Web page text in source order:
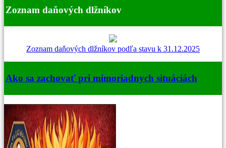
Zoznam daňových dlžníkov
Zoznam daňových dlžníkov podľa stavu k 31.12.2025
Ako sa zachovať pri mimoriadnych situáciách